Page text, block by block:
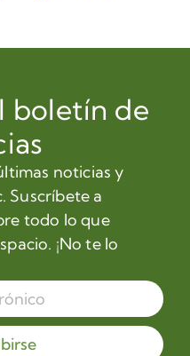
boletín de
noticias y
Suscríbete a
todo lo que
¡No te lo